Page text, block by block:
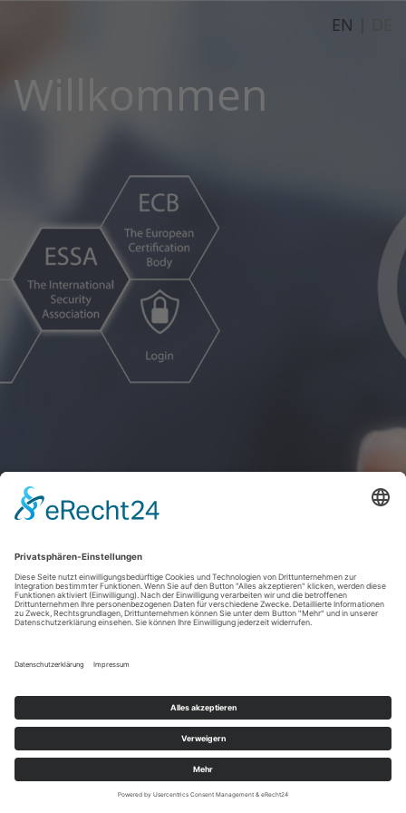
EN
Willkommen
Mit Sicherheit in die
Kompetenzfeld
Physische Sicherheit.
Fon: +49 69 6603-1456 | E-Mail:info@ecb-s.com|
Impressum|Datenschutz|Cookie-Einstellungen